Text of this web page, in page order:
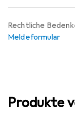
Rechtliche
Meldeformular
Produkte